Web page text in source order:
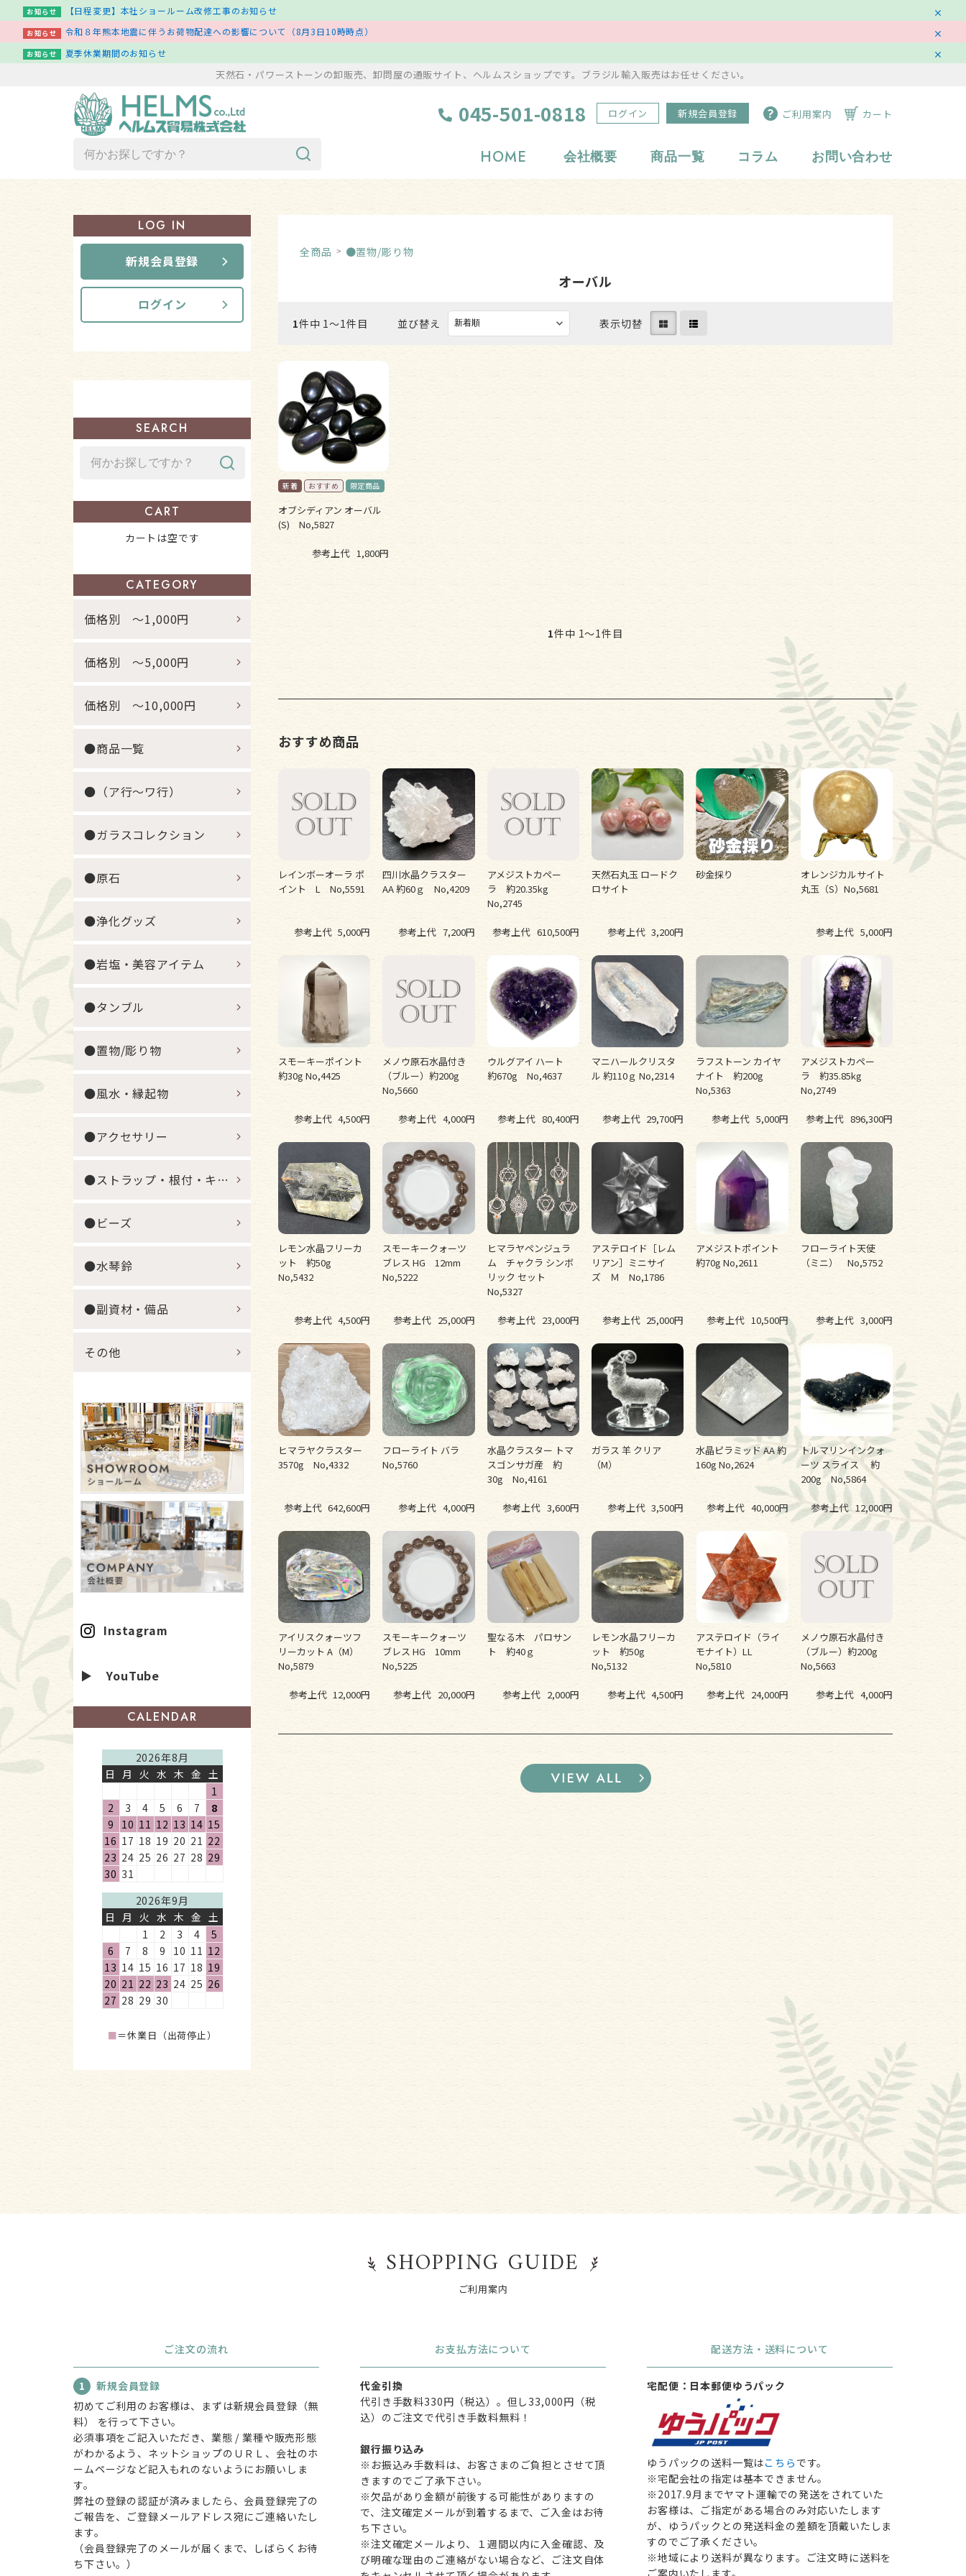
お知らせ 【日程変更】本社ショールーム改修工事のお知らせ
お知らせ 令和８年熊本地震に伴うお荷物配達への影響について（8月3日10時時点）
お知らせ 夏季休業期間のお知らせ
天然石・パワーストーンの卸販売、卸問屋の通販サイト、ヘルムスショップです。ブラジル輸入販売はお任せください。
045-501-0818 ログイン 新規会員登録 ご利用案内 カート
HOME 会社概要 商品一覧
新着商品一覧
その他
ビーズ パーツ
コラム お問い合わせ
全商品 ●置物/彫り物
オーバル
1件中 1〜1件目 並び替え 表示切替
オブシディアン オーバル
(S) No,5827
参考上代 1,800円
1件中 1〜1件目
おすすめ商品
レインボーオーラ ポ
イント L No,5591
参考上代 5,000円
四川水晶クラスター
AA 約60ｇ No,4209
参考上代 7,200円
アメジストカペー
ラ 約20.35kg
No,2745
参考上代 610,500円
天然石丸玉 ロードク
ロサイト
参考上代 3,200円
砂金採り
オレンジカルサイト
丸玉（S）No,5681
参考上代 5,000円
スモーキーポイント
約30g No,4425
参考上代 4,500円
メノウ原石水晶付き
（ブルー）約200g
No,5660
参考上代 4,000円
ウルグアイ ハート
約670g No,4637
参考上代 80,400円
マニハールクリスタ
ル 約110ｇ No,2314
参考上代 29,700円
ラフストーン カイヤ
ナイト 約200g
No,5363
参考上代 5,000円
アメジストカペー
ラ 約35.85kg
No,2749
参考上代 896,300円
レモン水晶フリーカ
ット 約50g
No,5432
参考上代 4,500円
スモーキークォーツ
ブレス HG 12mm
No,5222
参考上代 25,000円
ヒマラヤペンジュラ
ム チャクラ シンボ
リック セット
No,5327
参考上代 23,000円
アステロイド［レム
リアン］ミニサイ
ズ Ｍ No,1786
参考上代 25,000円
アメジストポイント
約70g No,2611
参考上代 10,500円
フローライト天使
（ミニ） No,5752
参考上代 3,000円
ヒマラヤクラスター
3570g No,4332
参考上代 642,600円
フローライト バラ
No,5760
参考上代 4,000円
水晶クラスター トマ
スゴンサガ産 約
30g No,4161
参考上代 3,600円
ガラス 羊 クリア
（M）
参考上代 3,500円
水晶ピラミッド AA 約
160g No,2624
参考上代 40,000円
トルマリンインクォ
ーツ スライス 約
200g No,5864
参考上代 12,000円
アイリスクォーツフ
リーカット A（M）
No,5879
参考上代 12,000円
スモーキークォーツ
ブレス HG 10mm
No,5225
参考上代 20,000円
聖なる木 パロサン
ト 約40ｇ
参考上代 2,000円
レモン水晶フリーカ
ット 約50g
No,5132
参考上代 4,500円
アステロイド（ライ
モナイト）LL
No,5810
参考上代 24,000円
メノウ原石水晶付き
（ブルー）約200g
No,5663
参考上代 4,000円
LOG IN
ログイン
新規会員登録
SEARCH
CART
カートは空です
CATEGORY
価格別 ～1,000円
価格別 ～5,000円
価格別 ～10,000円
●商品一覧
●（ア行～ワ行）
●ガラスコレクション
●原石
●浄化グッズ
●岩塩・美容アイテム
●タンブル
●置物/彫り物
●風水・縁起物
●アクセサリー
●ストラップ・根付・キーホルダー
●ビーズ
●水琴鈴
●副資材・備品
その他
Instagram
▶ YouTube
CALENDAR
2026年8月
日
月 火 水 木 金 土
1
2
3 4 5 6 7
8
9
10 11 12 13 14 15
16 17 18 19 20 21 22
23 24 25 26 27 28 29
30 31
2026年9月
日
月 火 水 木 金 土
1
2 3 4
5
6
7 8 9 10 11 12
13 14 15 16 17 18 19
20 21 22 23 24 25 26
27 28 29 30
■＝休業日（出荷停止）
SHOPPING GUIDE
ご利用案内
ご注文の流れ
1
新規会員登録
初めてご利用のお客様は、まずは新規会員登録（無
料） を行って下さい。
必須事項をご記入いただき、業態 / 業種や販売形態
がわかるよう、ネットショップのＵＲＬ、会社のホ
ームページなど記入もれのないようにお願いしま
す。
弊社の登録の認証が済みましたら、会員登録完了の
ご報告を、ご登録メールアドレス宛にご連絡いたし
ます。
（会員登録完了のメールが届くまで、しばらくお待
ち下さい。）
お支払方法について
代金引換
代引き手数料330円（税込）。但し33,000円（税
込）のご注文で代引き手数料無料！
銀行振り込み
※お振込み手数料は、お客さまのご負担とさせて頂
きますのでご了承下さい。
※欠品があり金額が前後する可能性がありますの
で、注文確定メールが到着するまで、ご入金はお待
ち下さい。
※注文確定メールより、１週間以内に入金確認、及
び明確な理由のご連絡がない場合など、ご注文自体
配送方法・送料について
宅配便：日本郵便ゆうパック
ゆうパックの送料一覧はこちら です。
※宅配会社の指定は基本できません。
※2017.9月までヤマト運輸での発送をされていた
お客様は、ご指定がある場合のみ対応いたします
が、ゆうパックとの発送料金の差額を頂戴いたしま
すのでご了承ください。
※地域により送料が異なります。ご注文時に送料を
ご案内いたします。